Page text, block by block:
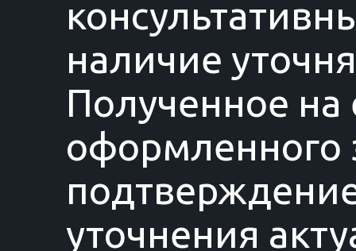
наличие
Полученное на
оформленного
уточнения